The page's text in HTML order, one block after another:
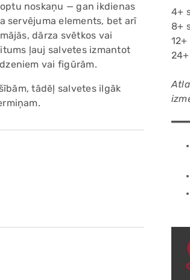
noskaņu — gan ikdienas
servējuma elements, bet arī
dārza svētkos vai
ļauj salvetes izmantot
vai figūrām.
tādēļ salvetes ilgāk
4+
8+